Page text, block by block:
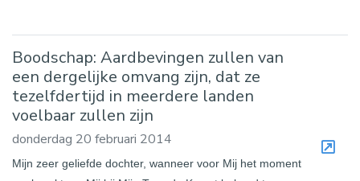
Boodschap: Aardbevingen zullen van
een dergelijke omvang zijn, dat ze
tezelfdertijd in meerdere landen
voelbaar zullen zijn
donderdag 20 februari 2014
Mijn zeer geliefde dochter, wanneer voor Mij het moment